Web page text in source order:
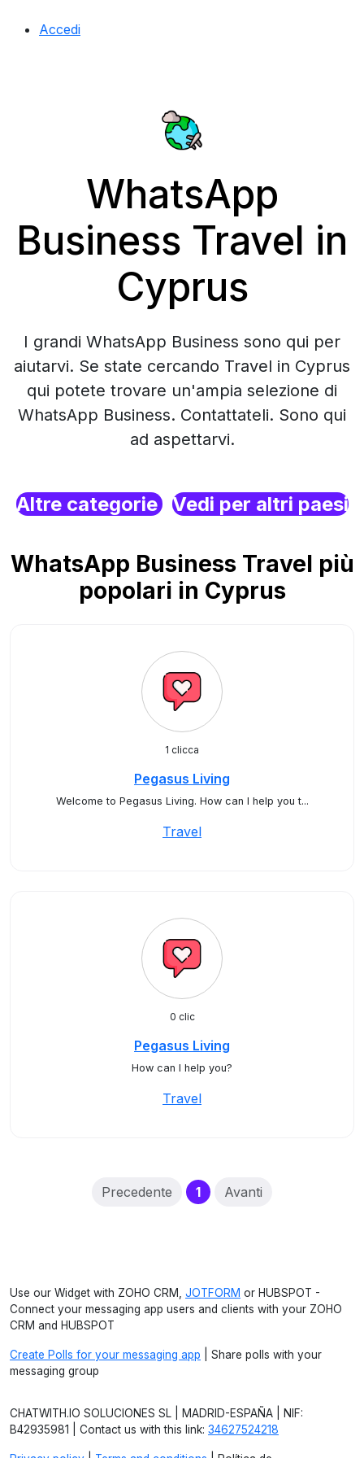
Accedi
WhatsApp
Business Travel in
Cyprus
I grandi WhatsApp Business sono qui per
aiutarvi. Se state cercando Travel in Cyprus
qui potete trovare un'ampia selezione di
WhatsApp Business. Contattateli. Sono qui
ad aspettarvi.
Altre categorie Vedi per altri paesi
WhatsApp Business Travel più
popolari in Cyprus
1 clicca
Pegasus Living
Welcome to Pegasus Living. How can I help you t...
Travel
0 clic
Pegasus Living
How can I help you?
Travel
Precedente 1(current)
Avanti
Use our Widget with ZOHO CRM, JOTFORM or HUBSPOT -
Connect your messaging app users and clients with your ZOHO
CRM and HUBSPOT
Create Polls for your messaging app | Share polls with your
messaging group
CHATWITH.IO SOLUCIONES SL | MADRID-ESPAÑA | NIF:
B42935981 | Contact us with this link: 34627524218